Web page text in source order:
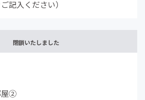
記入ください）
閉鎖いたしました
屋②